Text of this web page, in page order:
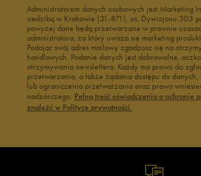
Administratorem danych osobowych jest Marketing
siedzibą w Krakowie (31-871), os. Dywizjonu 303
powyżej dane będą przetwarzane w prawnie
administratora, za który uważa się marketing
Podając swój adres mailowy zgadzasz się na
handlowych. Podanie danych jest dobrowolne,
otrzymywania newslettera. Każdy ma prawo do
przetwarzania, a także żądania dostępu do danych,
lub ograniczenia przetwarzania oraz prawo
nadzorczego. Pełną treść oświadczenia o ochronie
znaleźć w Polityce prywatności.